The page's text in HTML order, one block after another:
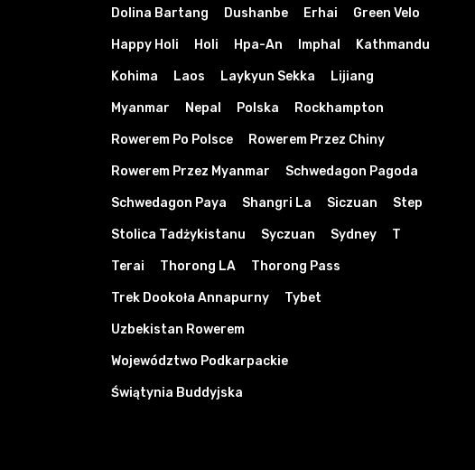
Dolina Bartang Dushanbe Erhai Green Velo
Happy Holi Holi Hpa-An Imphal Kathmandu
Kohima Laos Laykyun Sekka Lijiang
Myanmar Nepal Polska Rockhampton
Rowerem Po Polsce Rowerem Przez Chiny
Rowerem Przez Myanmar Schwedagon Pagoda
Schwedagon Paya Shangri La Siczuan Step
Stolica Tadżykistanu Syczuan Sydney T
Terai Thorong LA Thorong Pass
Trek Dookoła Annapurny Tybet
Uzbekistan Rowerem
Województwo Podkarpackie
Świątynia Buddyjska